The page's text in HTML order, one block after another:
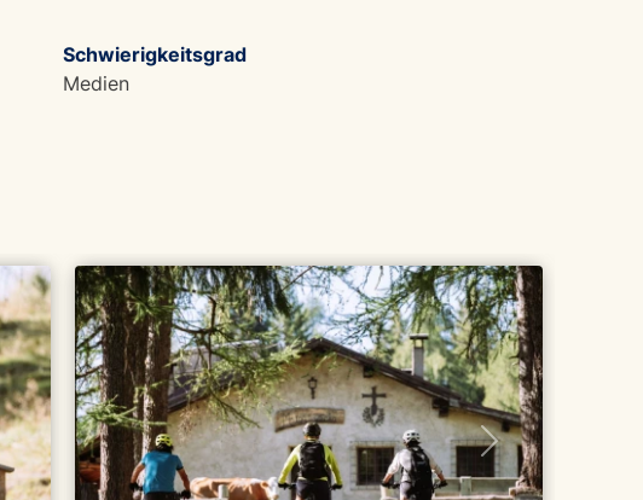
Schwierigkeitsgrad
Medien